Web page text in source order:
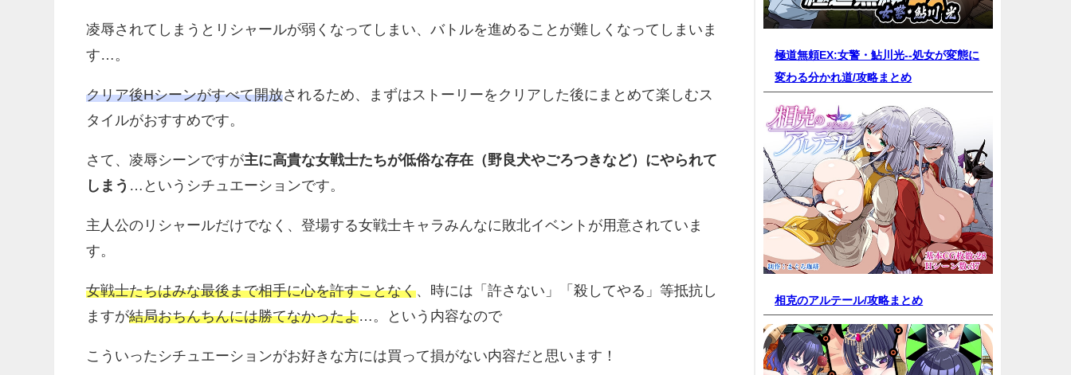
凌辱されてしまうとリシャールが弱くなってしまい、バトルを進めることが難しくなってしまいま
す…。
クリア後Hシーンがすべて開放されるため、まずはストーリーをクリアした後にまとめて楽しむス
タイルがおすすめです。
さて、凌辱シーンですが主に高貴な女戦士たちが低俗な存在（野良犬やごろつきなど）にやられて
しまう …というシチュエーションです。
主人公のリシャールだけでなく、登場する女戦士キャラみんなに敗北イベントが用意されていま
す。
女戦士たちはみな最後まで相手に心を許すことなく、時には「許さない」「殺してやる」等抵抗し
ますが結局おちんちんには勝てなかったよ…。という内容なので
こういったシチュエーションがお好きな方には買って損がない内容だと思います！
極道無頼EX:女警・鮎川光--処女が変態に
変わる分かれ道/攻略まとめ
相克のアルテール/攻略まとめ